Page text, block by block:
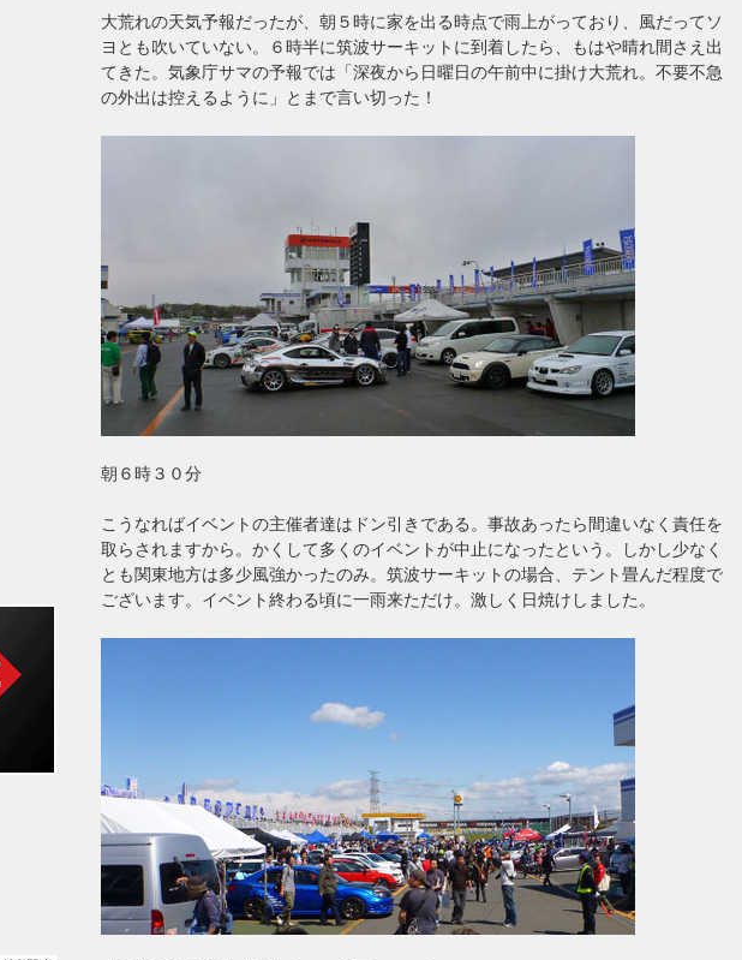
大荒れの天気予報だったが、朝５時に家を出る時点で雨上がっており、風だってソ
ヨとも吹いていない。６時半に筑波サーキットに到着したら、もはや晴れ間さえ出
てきた。気象庁サマの予報では「深夜から日曜日の午前中に掛け大荒れ。不要不急
の外出は控えるように」とまで言い切った！
朝６時３０分
こうなればイベントの主催者達はドン引きである。事故あったら間違いなく責任を
取らされますから。かくして多くのイベントが中止になったという。しかし少なく
とも関東地方は多少風強かったのみ。筑波サーキットの場合、テント畳んだ程度で
ございます。イベント終わる頃に一雨来ただけ。激しく日焼けしました。